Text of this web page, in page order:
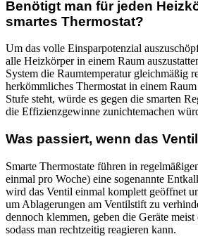
Benötigt man für jeden
smartes Thermostat?
Um das volle Einsparpotenzial
alle Heizkörper in einem Raum
System die Raumtemperatur gleichmäßig
herkömmliches Thermostat in einem
Stufe steht, würde es gegen die smarten
die Effizienzgewinne zunichtemachen
Was passiert, wenn das
Smarte Thermostate führen in
einmal pro Woche) eine sogenannte
wird das Ventil einmal komplett geöffnet
um Ablagerungen am Ventilstift zu
dennoch klemmen, geben die Geräte
sodass man rechtzeitig reagieren kann.